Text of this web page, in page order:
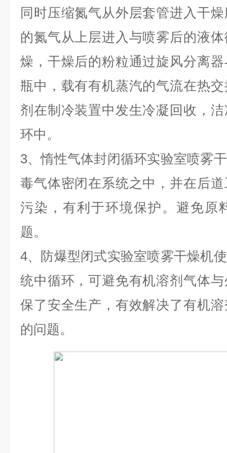
同时压缩氮气从外层套管进入干
的氮气从上层进入与喷雾后的液
燥，干燥后的粉粒通过旋风分离
瓶中，载有有机蒸汽的气流在热
剂在制冷装置中发生冷凝回收，
环中。
3、惰性气体封闭循环实验室喷雾
毒气体密闭在系统之中，并在后
污染，有利于环境保护。避免原
题。
4、防爆型闭式实验室喷雾干燥机
统中循环，可避免有机溶剂气体
保了安全生产，有效解决了有机
的问题。